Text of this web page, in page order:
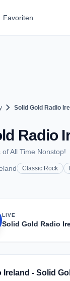
Favoriten
chevron_right Solid Gold Radio
Radio
All Time Nonstop!
Classic Rock
LIVE
Solid Gold Radio
Ireland - Solid